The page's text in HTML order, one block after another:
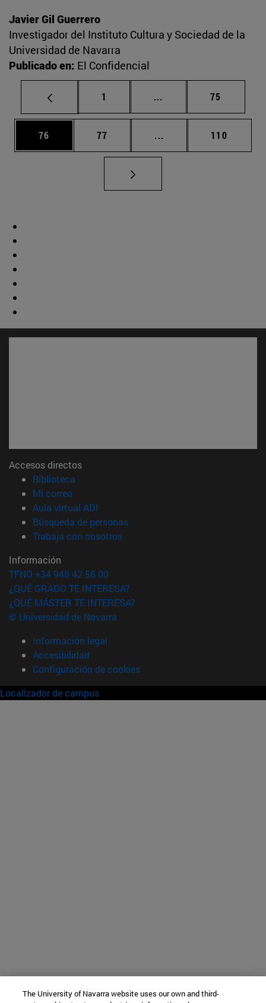
Javier Gil Guerrero
Investigador del Instituto Cultura y Sociedad de la
Universidad de Navarra
Publicado en: El Confidencial
Página
1 ... Páginas intermedias
Página
75
Página
76 Página
77 ... Páginas intermedias
Página
110
Accesos directos
Biblioteca
Mi correo(abre en nueva ventana)
Aula virtual ADI
Búsqueda de personas(abre en nueva ventana)
Trabaja con nosotros(abre en nueva ventana)
Información
TFNO +34 948 42 56 00
¿QUÉ GRADO TE INTERESA?
¿QUÉ MÁSTER TE INTERESA?
© Universidad de Navarra
Información legal
Accesibilidad
Configuración de cookies
Localizador de campus
The University of Navarra website uses our own and third-